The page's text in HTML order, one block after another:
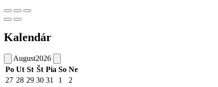
Kalendár
August2026
Po Ut St Št Pia So Ne
27 28 29 30 31 1
2